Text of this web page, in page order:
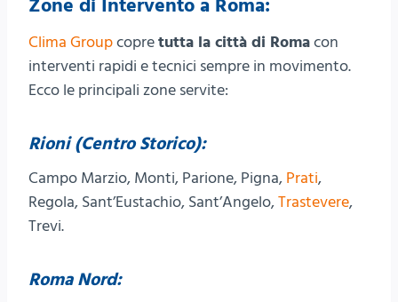
Zone di Intervento a Roma:
Clima Groupcopretutta la città di Romacon
interventi rapidi e tecnici sempre in movimento.
Ecco le principali zone servite:
Rioni (Centro Storico):
Campo Marzio, Monti, Parione, Pigna, Prati,
Regola, Sant’Eustachio, Sant’Angelo,Trastevere,
Trevi.
Roma Nord: